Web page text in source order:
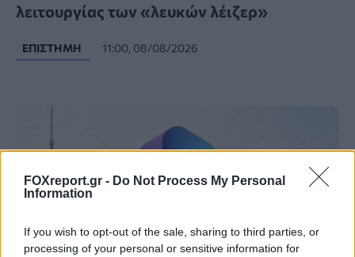
FOXreport.gr - Do Not Process My Personal
Information
If you wish to opt-out of the sale, sharing to third parties, or
processing of your personal or sensitive information for
λειτουργίας των «λευκών λέιζερ»
ΕΠΙΣΤΉΜΗ 11:00, 08/08/2026